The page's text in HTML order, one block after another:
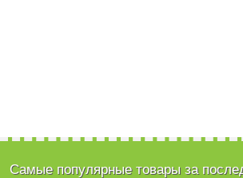
Самые популярные товары за